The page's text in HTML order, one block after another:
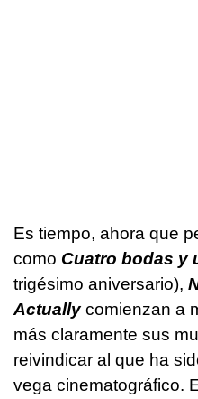
Es tiempo, ahora que
como Cuatro bodas y
trigésimo aniversario),
Actuallycomienzan a
más claramente sus
reivindicar al que ha
vega cinematográfico.